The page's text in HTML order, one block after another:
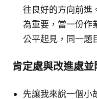
往良好的方向前進
為重要，當一份作
公平起見，同一題
肯定處與改進處並
先讓我來說一個小